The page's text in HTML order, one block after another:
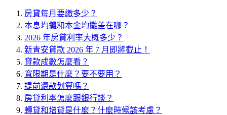
房貸每月要繳多少？
本息均攤和本金均攤差在哪？
2026 年房貸利率大概多少？
新青安貸款 2026 年 7 月即將截止！
貸款成數怎麼看？
寬限期是什麼？要不要用？
提前還款划算嗎？
房貸利率怎麼跟銀行談？
轉貸和增貸是什麼？什麼時候該考慮？